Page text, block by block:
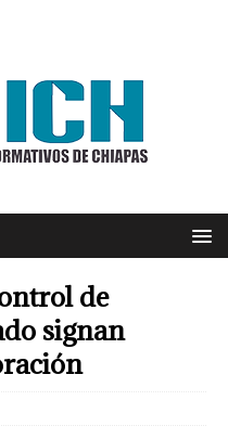
de
signan